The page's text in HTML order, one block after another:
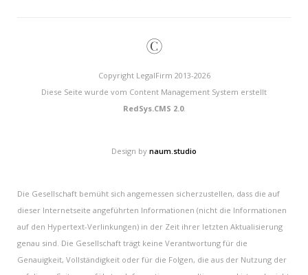
©
Copyright LegalFirm 2013-2026
Diese Seite wurde vom Content Management System erstellt
RedSys.CMS 2.0.
Design by naum.studio
Die Gesellschaft bemüht sich angemessen sicherzustellen, dass die auf
dieser Internetseite angeführten Informationen (nicht die Informationen
auf den Hypertext-Verlinkungen) in der Zeit ihrer letzten Aktualisierung
genau sind. Die Gesellschaft trägt keine Verantwortung für die
Genauigkeit, Vollständigkeit oder für die Folgen, die aus der Nutzung der